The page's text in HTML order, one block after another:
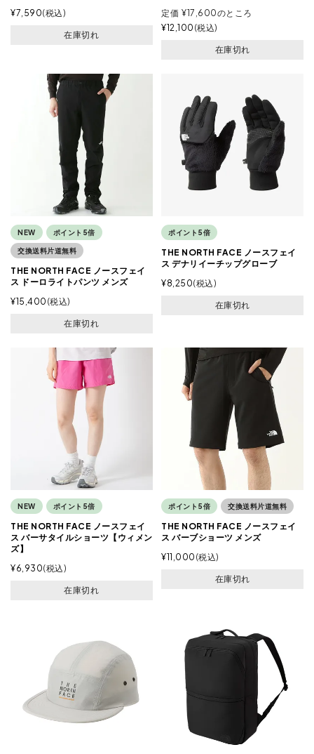
¥7,590 税込
在庫切れ
定価 ¥17,600のところ
¥12,100 税込
在庫切れ
NEW ポイント5倍
交換送料片道無料
THE NORTH FACE ノースフェイ
ス ドーロライトパンツ メンズ
¥15,400 税込
在庫切れ
ポイント5倍
THE NORTH FACE ノースフェイ
ス デナリイーチップグローブ
¥8,250 税込
在庫切れ
NEW ポイント5倍
THE NORTH FACE ノースフェイ
ス バーサタイルショーツ【ウィメン
ズ】
¥6,930 税込
在庫切れ
ポイント5倍 交換送料片道無料
THE NORTH FACE ノースフェイ
ス バーブショーツ メンズ
¥11,000 税込
在庫切れ